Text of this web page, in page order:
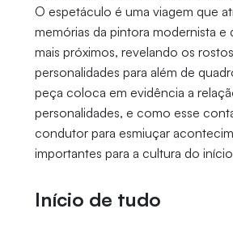
O espetáculo é uma viagem que
memórias da pintora modernista e
mais próximos, revelando os
personalidades para além de
peça coloca em evidência a
personalidades, e como esse
condutor para esmiuçar
importantes para a cultura do
Início de tudo